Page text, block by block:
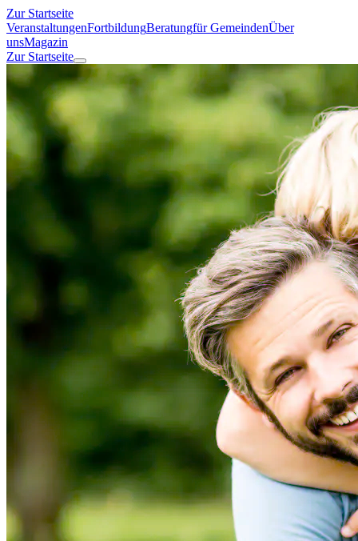
Zur Startseite
VeranstaltungenFortbildungBeratungfür GemeindenÜber
unsMagazin
Zur Startseite